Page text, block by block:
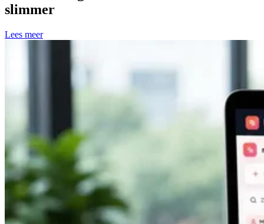
slimmer
Lees meer